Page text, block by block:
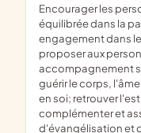
encourager les personnes à vivre une vie chrétienne
équilibrée dans la
engagement dans
proposer aux
accompagnement
guérir le corps,
en soi; retrouver
complémenter et
d'évangélisation et